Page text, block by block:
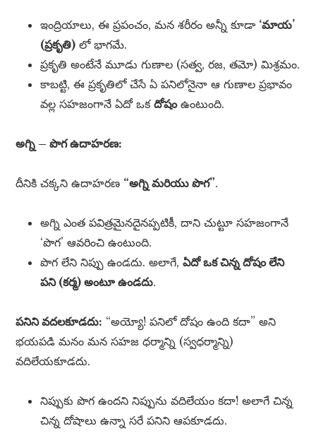
ఇంద్రియాలు, ఈ ప్రపంచం, మన శరీరం అన్నీ కూడా ‘మాయ’
(ప్రకృతి) లో భాగమే.
ప్రకృతి అంటేనే మూడు గుణాల (సత్వ, రజ, తమో) మిశ్రమం.
కాబట్టి, ఈ ప్రకృతిలో చేసే ఏ పనిలోనైనా ఆ గుణాల ప్రభావం
వల్ల సహజంగానే ఏదో ఒకదోషంఉంటుంది.
అగ్ని – పొగ ఉదాహరణ:
దీనికి చక్కని ఉదాహరణ “అగ్ని మరియు పొగ”.
అగ్ని ఎంత పవిత్రమైనదైనప్పటికీ, దాని చుట్టూ సహజంగానే
‘పొగ’ ఆవరించి ఉంటుంది.
పొగ లేని నిప్పు ఉండదు. అలాగే,ఏదో ఒక చిన్న దోషం లేని
పని (కర్మ) అంటూ ఉండదు.
పనిని వదలకూడదు: “అయ్యో! పనిలో దోషం ఉంది కదా” అని
భయపడి మనం మన సహజ ధర్మాన్ని (స్వధర్మాన్ని)
వదిలేయకూడదు.
నిప్పుకు పొగ ఉందని నిప్పును వదిలేయం కదా! అలాగే చిన్న
చిన్న దోషాలు ఉన్నా సరే పనిని ఆపకూడదు.